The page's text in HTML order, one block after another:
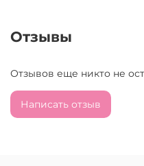
Отзывы
Отзывов еще никто не
Написать отзыв